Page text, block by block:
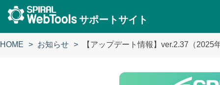
サポートサイト
HOME お知らせ 【アップデート情報】ver.2.37（2025